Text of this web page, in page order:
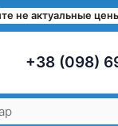
не актуальные
+38 (098)